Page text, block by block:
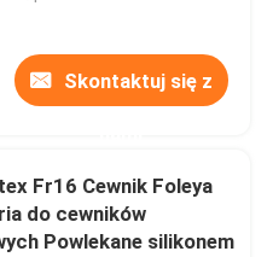
Skontaktuj się z
Fr16 Cewnik Foleya
do cewników
Powlekane silikonem